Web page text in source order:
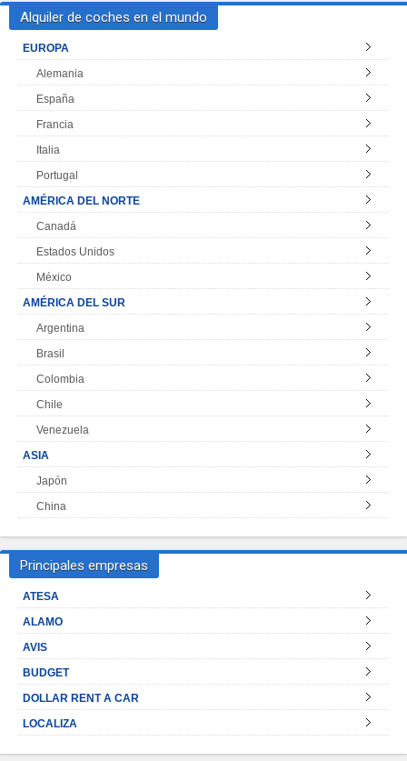
Alquiler de coches en el mundo
EUROPA
Alemania
España
Francia
Italia
Portugal
AMÉRICA DEL NORTE
Canadá
Estados Unidos
México
AMÉRICA DEL SUR
Argentina
Brasil
Colombia
Chile
Venezuela
ASIA
Japón
China
Principales empresas
ATESA
ALAMO
AVIS
BUDGET
DOLLAR RENT A CAR
LOCALIZA